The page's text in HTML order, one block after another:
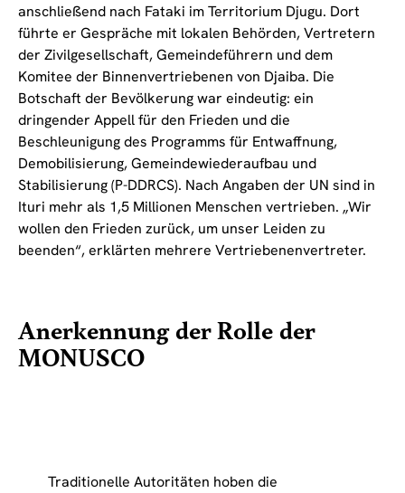
anschließend nach Fataki im Territorium Djugu. Dort
führte er Gespräche mit lokalen Behörden, Vertretern
der Zivilgesellschaft, Gemeindeführern und dem
Komitee der Binnenvertriebenen von Djaiba. Die
Botschaft der Bevölkerung war eindeutig: ein
dringender Appell für den Frieden und die
Beschleunigung des Programms für Entwaffnung,
Demobilisierung, Gemeindewiederaufbau und
Stabilisierung (P-DDRCS). Nach Angaben der UN sind in
Ituri mehr als 1,5 Millionen Menschen vertrieben. „Wir
wollen den Frieden zurück, um unser Leiden zu
beenden“, erklärten mehrere Vertriebenenvertreter.
Anerkennung der Rolle der
MONUSCO
Traditionelle Autoritäten hoben die